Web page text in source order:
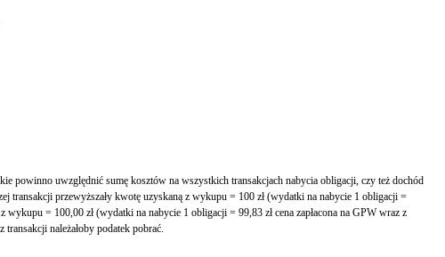
odsetkami). Powstanie dyskonto.Biorąc pod uwagę sumę kosztów w obu transakcjach biuro maklerskie nie pobrałoby podatku, jednak obliczając dyskonto oddzielnie dla każdej z transakcji należałoby podatek pobrać.